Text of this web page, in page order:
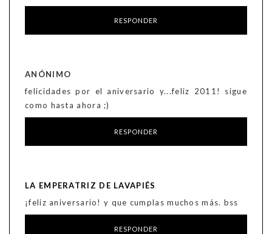
RESPONDER
ANÓNIMO
felicidades por el aniversario y...feliz 2011! sigue
como hasta ahora ;)
RESPONDER
LA EMPERATRIZ DE LAVAPIÉS
¡feliz aniversario! y que cumplas muchos más. bss
RESPONDER